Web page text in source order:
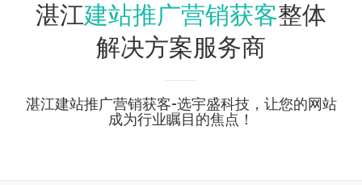
湛江建站推广营销获客整体
解决方案服务商
湛江建站推广营销获客-选宇盛科技，让您的网站
成为行业瞩目的焦点！